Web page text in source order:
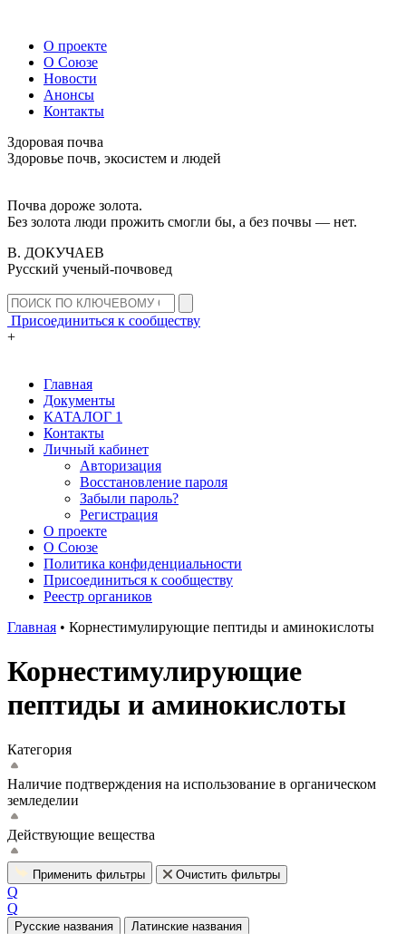
О проекте
О Союзе
Новости
Анонсы
Контакты
Здоровая почва
Здоровье почв, экосистем и людей
Почва дороже золота.
Без золота люди прожить смогли бы, а без почвы — нет.
В. ДОКУЧАЕВ
Русский ученый-почвовед
Присоединиться к сообществу
+
Главная
Документы
КАТАЛОГ 1
Контакты
Личный кабинет
Авторизация
Восстановление пароля
Забыли пароль?
Регистрация
О проекте
О Союзе
Политика конфиденциальности
Присоединиться к сообществу
Реестр органиков
Главная • Корнестимулирующие пептиды и аминокислоты
Корнестимулирующие
пептиды и аминокислоты
Категория
Наличие подтверждения на использование в органическом
земледелии
Действующие вещества
Применить фильтры Очистить фильтры
Q
Q
Русские названия Латинские названия